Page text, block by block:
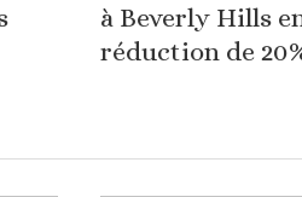
à Beverly Hills
réduction de